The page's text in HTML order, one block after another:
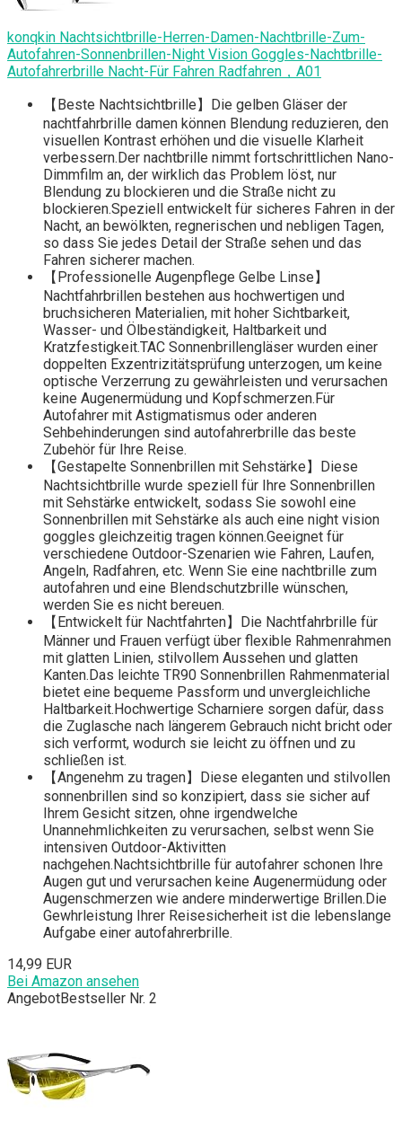
konqkin Nachtsichtbrille-Herren-Damen-Nachtbrille-Zum-
Autofahren-Sonnenbrillen-Night Vision Goggles-Nachtbrille-
Autofahrerbrille Nacht-Für Fahren Radfahren，A01
【Beste Nachtsichtbrille】Die gelben Gläser der
nachtfahrbrille damen können Blendung reduzieren, den
visuellen Kontrast erhöhen und die visuelle Klarheit
verbessern.Der nachtbrille nimmt fortschrittlichen Nano-
Dimmfilm an, der wirklich das Problem löst, nur
Blendung zu blockieren und die Straße nicht zu
blockieren.Speziell entwickelt für sicheres Fahren in der
Nacht, an bewölkten, regnerischen und nebligen Tagen,
so dass Sie jedes Detail der Straße sehen und das
Fahren sicherer machen.
【Professionelle Augenpflege Gelbe Linse】
Nachtfahrbrillen bestehen aus hochwertigen und
bruchsicheren Materialien, mit hoher Sichtbarkeit,
Wasser- und Ölbeständigkeit, Haltbarkeit und
Kratzfestigkeit.TAC Sonnenbrillengläser wurden einer
doppelten Exzentrizitätsprüfung unterzogen, um keine
optische Verzerrung zu gewährleisten und verursachen
keine Augenermüdung und Kopfschmerzen.Für
Autofahrer mit Astigmatismus oder anderen
Sehbehinderungen sind autofahrerbrille das beste
Zubehör für Ihre Reise.
【Gestapelte Sonnenbrillen mit Sehstärke】Diese
Nachtsichtbrille wurde speziell für Ihre Sonnenbrillen
mit Sehstärke entwickelt, sodass Sie sowohl eine
Sonnenbrillen mit Sehstärke als auch eine night vision
goggles gleichzeitig tragen können.Geeignet für
verschiedene Outdoor-Szenarien wie Fahren, Laufen,
Angeln, Radfahren, etc. Wenn Sie eine nachtbrille zum
autofahren und eine Blendschutzbrille wünschen,
werden Sie es nicht bereuen.
【Entwickelt für Nachtfahrten】Die Nachtfahrbrille für
Männer und Frauen verfügt über flexible Rahmenrahmen
mit glatten Linien, stilvollem Aussehen und glatten
Kanten.Das leichte TR90 Sonnenbrillen Rahmenmaterial
bietet eine bequeme Passform und unvergleichliche
Haltbarkeit.Hochwertige Scharniere sorgen dafür, dass
die Zuglasche nach längerem Gebrauch nicht bricht oder
sich verformt, wodurch sie leicht zu öffnen und zu
schließen ist.
【Angenehm zu tragen】Diese eleganten und stilvollen
sonnenbrillen sind so konzipiert, dass sie sicher auf
Ihrem Gesicht sitzen, ohne irgendwelche
Unannehmlichkeiten zu verursachen, selbst wenn Sie
intensiven Outdoor-Aktivitten
nachgehen.Nachtsichtbrille für autofahrer schonen Ihre
Augen gut und verursachen keine Augenermüdung oder
Augenschmerzen wie andere minderwertige Brillen.Die
Gewhrleistung Ihrer Reisesicherheit ist die lebenslange
Aufgabe einer autofahrerbrille.
14,99 EUR
Bei Amazon ansehen
AngebotBestseller Nr. 2